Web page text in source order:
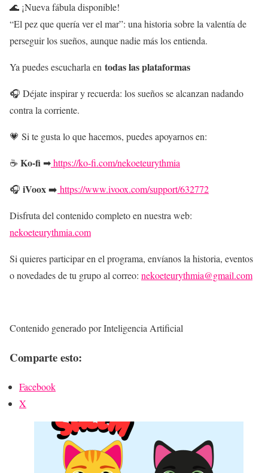
🌊 ¡Nueva fábula disponible!
“El pez que quería ver el mar”: una historia sobre la valentía de
perseguir los sueños, aunque nadie más los entienda.
Ya puedes escucharla en todas las plataformas
🎧 Déjate inspirar y recuerda: los sueños se alcanzan nadando
contra la corriente.
💗 Si te gusta lo que hacemos, puedes apoyarnos en:
☕ Ko-fi ➡https://ko-fi.com/nekoeteurythmia
🎧 iVoox➡️ https://www.ivoox.com/support/632772
Disfruta del contenido completo en nuestra web:
nekoeteurythmia.com
Si quieres participar en el programa, envíanos la historia, eventos
o novedades de tu grupo al correo: nekoeteurythmia@gmail.com
Contenido generado por Inteligencia Artificial
Comparte esto:
Facebook
X